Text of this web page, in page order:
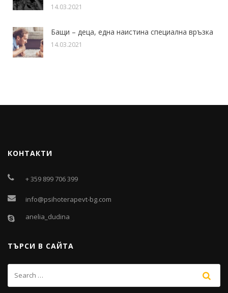
14.03.2021
Бащи – деца, една наистина специална връзка
14.03.2021
КОНТАКТИ
+ 359 899 706 399
info@psihoterapevt-bg.com
anelia_dudina
ТЪРСИ В САЙТА